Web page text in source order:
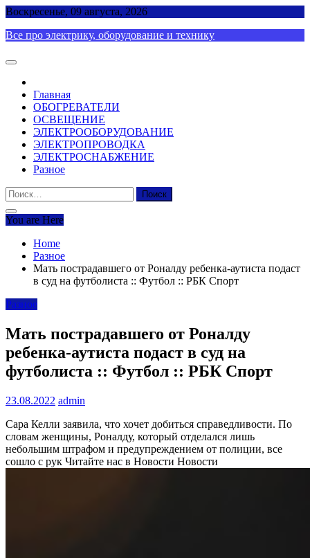
Skip
content
Воскресенье, 09 августа, 2026
Все про электрику, оборудование и технику
Главная
ОБОГРЕВАТЕЛИ
ОСВЕЩЕНИЕ
ЭЛЕКТРООБОРУДОВАНИЕ
ЭЛЕКТРОПРОВОДКА
ЭЛЕКТРОСНАБЖЕНИЕ
Разное
Найти:
You are Here
Home
Разное
Мать пострадавшего от Роналду ребенка-аутиста подаст
в суд на футболиста :: Футбол :: РБК Спорт
Разное
Мать пострадавшего от Роналду
ребенка-аутиста подаст в суд на
футболиста :: Футбол :: РБК Спорт
23.08.2022 admin
Сара Келли заявила, что хочет добиться справедливости. По
словам женщины, Роналду, который отделался лишь
небольшим штрафом и предупреждением от полиции, все
сошло с рук Читайте нас в Новости Новости